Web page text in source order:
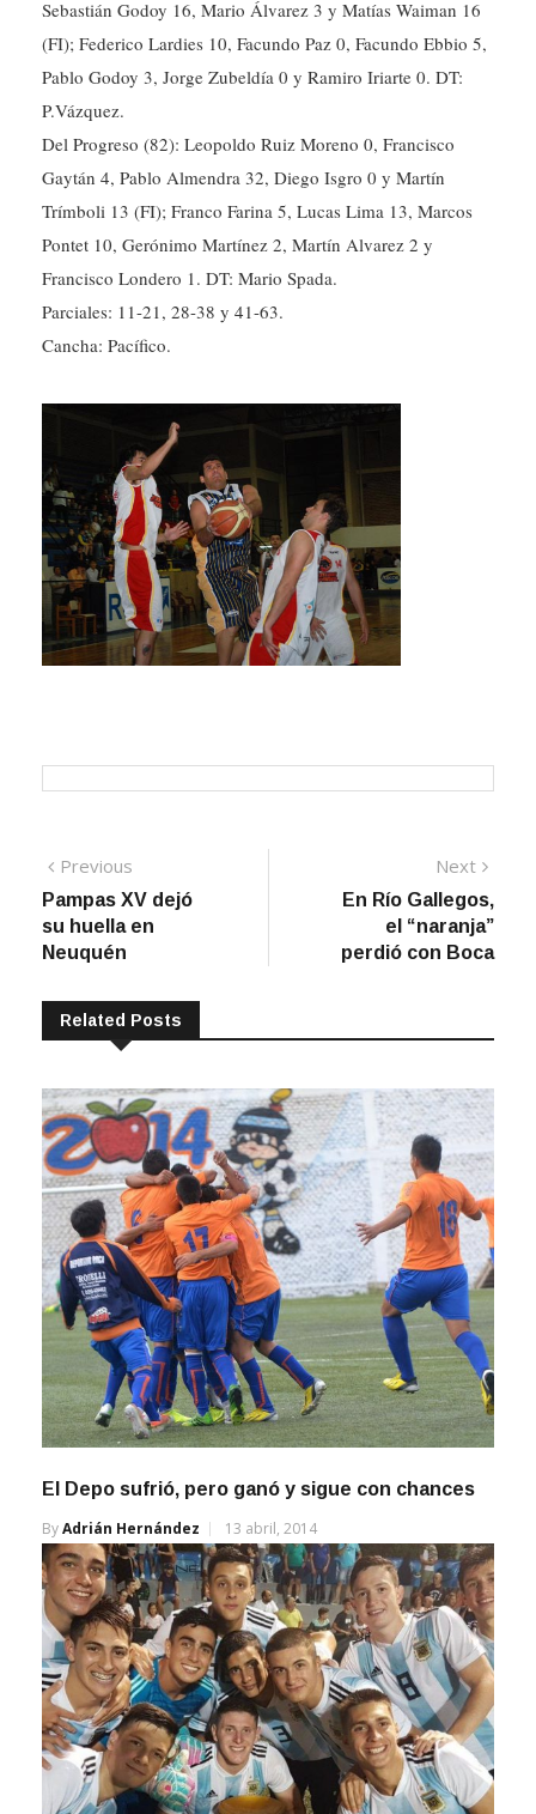
Sebastián Godoy 16, Mario Álvarez 3 y Matías Waiman 16
(FI); Federico Lardies 10, Facundo Paz 0, Facundo Ebbio 5,
Pablo Godoy 3, Jorge Zubeldía 0 y Ramiro Iriarte 0. DT:
P.Vázquez.
Del Progreso (82): Leopoldo Ruiz Moreno 0, Francisco
Gaytán 4, Pablo Almendra 32, Diego Isgro 0 y Martín
Trímboli 13 (FI); Franco Farina 5, Lucas Lima 13, Marcos
Pontet 10, Gerónimo Martínez 2, Martín Alvarez 2 y
Francisco Londero 1. DT: Mario Spada.
Parciales: 11-21, 28-38 y 41-63.
Cancha: Pacífico.
Navegación
de
entradas
Previous
post:
Pampas XV dejó
su huella en
Neuquén
Next
post:
En Río Gallegos,
el “naranja”
perdió con Boca
Related Posts
El Depo sufrió, pero ganó y sigue con chances
ByAdrián Hernández 13 abril, 2014